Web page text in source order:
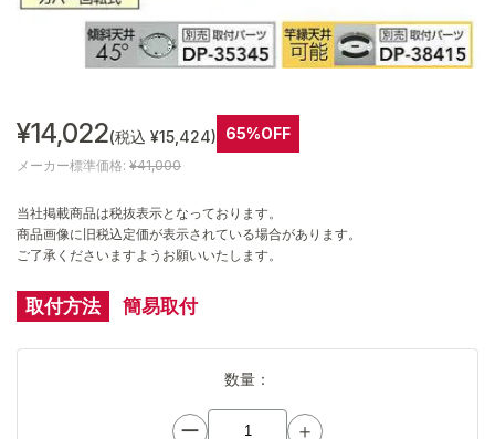
¥14,022(税込 ¥15,424) 65%OFF
メーカー標準価格: ¥41,000
当社掲載商品は税抜表示となっております。
商品画像に旧税込定価が表示されている場合があります。
ご了承くださいますようお願いいたします。
取付方法 簡易取付
数量：
ー ＋